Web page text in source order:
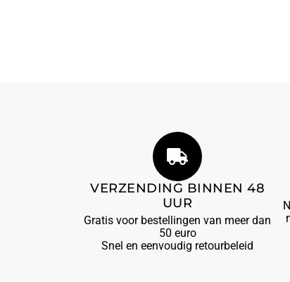
VERZENDING BINNEN 48
UUR
Gratis voor bestellingen van meer dan
50 euro
Snel en eenvoudig retourbeleid